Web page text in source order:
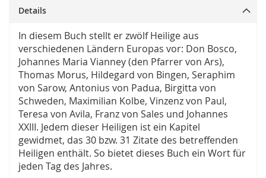
Details
In diesem Buch stellt er zwölf Heilige aus
verschiedenen Ländern Europas vor: Don Bosco,
Johannes Maria Vianney (den Pfarrer von Ars),
Thomas Morus, Hildegard von Bingen, Seraphim
von Sarow, Antonius von Padua, Birgitta von
Schweden, Maximilian Kolbe, Vinzenz von Paul,
Teresa von Avila, Franz von Sales und Johannes
XXIII. Jedem dieser Heiligen ist ein Kapitel
gewidmet, das 30 bzw. 31 Zitate des betreffenden
Heiligen enthält. So bietet dieses Buch ein Wort für
jeden Tag des Jahres.